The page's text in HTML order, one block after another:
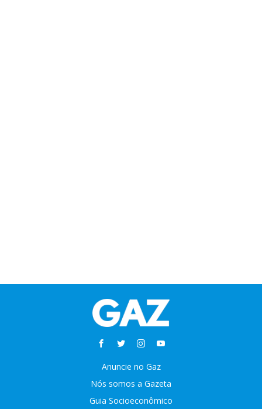
Anuncie no Gaz
Nós somos a Gazeta
Guia Socioeconômico